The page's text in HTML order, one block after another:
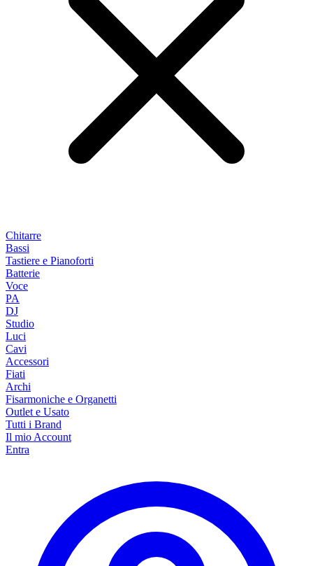
Chitarre
Bassi
Tastiere e Pianoforti
Batterie
Voce
PA
DJ
Studio
Luci
Cavi
Accessori
Fiati
Archi
Fisarmoniche e Organetti
Outlet e Usato
Tutti i Brand
Il mio Account
Entra